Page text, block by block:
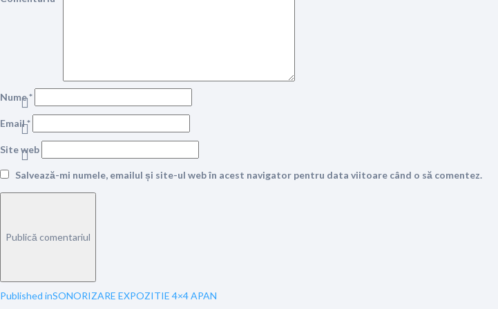
Nume*
Email*
Site web
Salvează-mi numele, emailul și site-ul web în acest navigator pentru data viitoare când o să comentez.
Navigare
Published inSONORIZARE EXPOZITIE 4×4 APAN